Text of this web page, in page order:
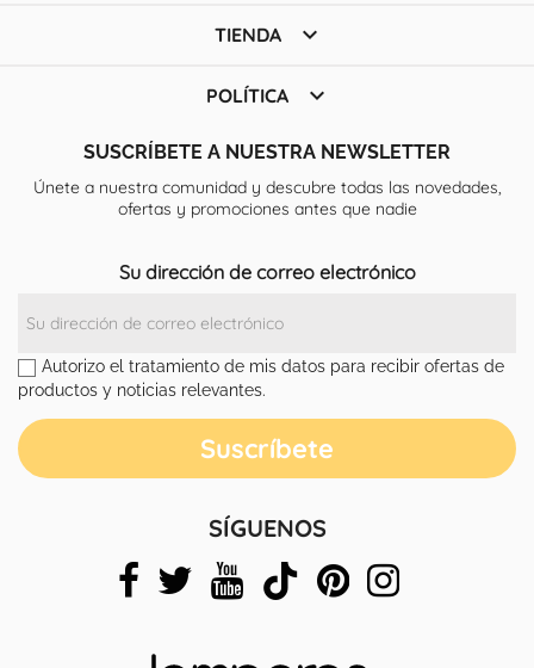
TIENDA 
POLÍTICA 
SUSCRÍBETE A NUESTRA NEWSLETTER
Únete a nuestra comunidad y descubre todas las novedades,
ofertas y promociones antes que nadie
Su dirección de correo electrónico
Autorizo el tratamiento de mis datos para recibir ofertas de
productos y noticias relevantes.
SÍGUENOS